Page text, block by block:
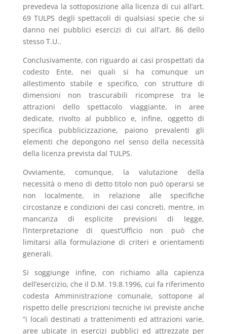
prevedeva la sottoposizione alla licenza di cui all’art.
69 TULPS degli spettacoli di qualsiasi specie che si
danno nei pubblici esercizi di cui all’art. 86 dello
stesso T.U..
Conclusivamente, con riguardo ai casi prospettati da
codesto Ente, nei quali si ha comunque un
allestimento stabile e specifico, con strutture di
dimensioni non trascurabili ricomprese tra le
attrazioni dello spettacolo viaggiante, in aree
dedicate, rivolto al pubblico e, infine, oggetto di
specifica pubblicizzazione, paiono prevalenti gli
elementi che depongono nel senso della necessità
della licenza prevista dal TULPS.
Ovviamente, comunque, la valutazione della
necessità o meno di detto titolo non può operarsi se
non localmente, in relazione alle specifiche
circostanze e condizioni dei casi concreti, mentre, in
mancanza di esplicite previsioni di legge,
l’interpretazione di quest’Ufficio non può che
limitarsi alla formulazione di criteri e orientamenti
generali.
Si soggiunge infine, con richiamo alla capienza
dell’esercizio, che il D.M. 19.8.1996, cui fa riferimento
codesta Amministrazione comunale, sottopone al
rispetto delle prescrizioni tecniche ivi previste anche
“i locali destinati a trattenimenti ed attrazioni varie,
aree ubicate in esercizi pubblici ed attrezzate per